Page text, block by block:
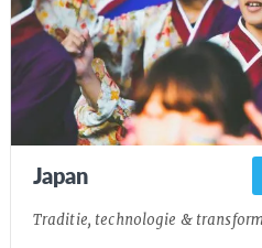
Japan
Traditie, technologie &